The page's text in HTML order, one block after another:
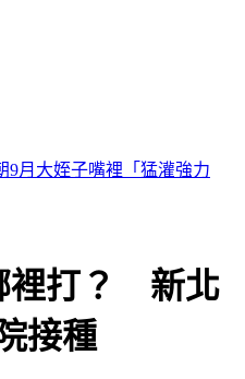
AI設備股」快上車
裡打？ 新北
接種